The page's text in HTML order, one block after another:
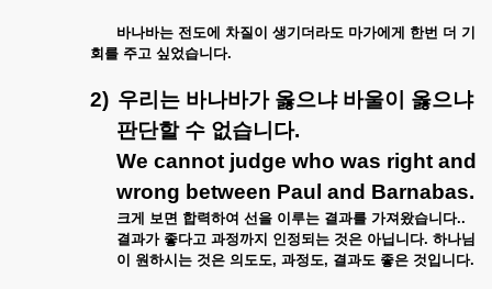
바나바는 전도에 차질이 생기더라도 마가에게 한번 더 기
회를 주고 싶었습니다.
2) 우리는 바나바가 옳으냐 바울이
옳으냐
판단할 수 없습니다.
We cannot judge who was right and
wrong between Paul and Barnabas.
크게 보면 합력하여 선을 이루는 결과를 가져왔습니다..
결과가 좋다고 과정까지 인정되는 것은 아닙니다. 하나님
이
원하시는 것은 의도도, 과정도, 결과도 좋은 것입니다.